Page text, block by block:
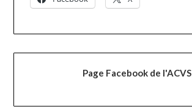
Page Facebook de l'ACVS